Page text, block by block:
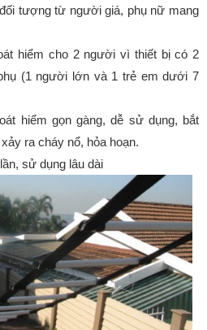
tượng từ người giá, phụ nữ mang
hiểm cho 2 người vì thiết bị có 2
(1 người lớn và 1 trẻ em dưới 7
hiểm gọn gàng, dễ sử dụng, bắt
ra cháy nổ, hỏa hoạn.
sử dụng lâu dài